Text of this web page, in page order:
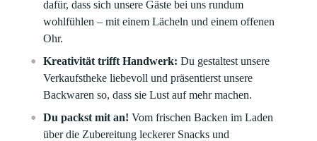
dafür, dass sich unsere Gäste bei uns rundum
wohlfühlen – mit einem Lächeln und einem offenen
Ohr.
Kreativität trifft Handwerk: Du gestaltest unsere
Verkaufstheke liebevoll und präsentierst unsere
Backwaren so, dass sie Lust auf mehr machen.
Du packst mit an! Vom frischen Backen im Laden
über die Zubereitung leckerer Snacks und